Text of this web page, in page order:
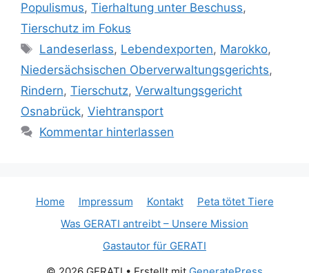
e
g
o
r
i
n
Populismus, Tierhaltung unter Beschuss,
Tierschutz im Fokus
S
c
l
a
g
t
Landeserlass, Lebendexporten, Marokko,
Niedersächsischen Oberverwaltungsgerichts,
Rindern, Tierschutz, Verwaltungsgericht
Osnabrück, Viehtransport
Kommentar hinterlassen
Home Impressum Kontakt
Peta tötet Tiere
Was GERATI antreibt – Unsere Mission
Gastautor für GERATI